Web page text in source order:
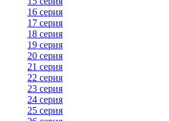
16 серия
17 серия
18 серия
19 серия
20 серия
21 серия
22 серия
23 серия
24 серия
25 серия